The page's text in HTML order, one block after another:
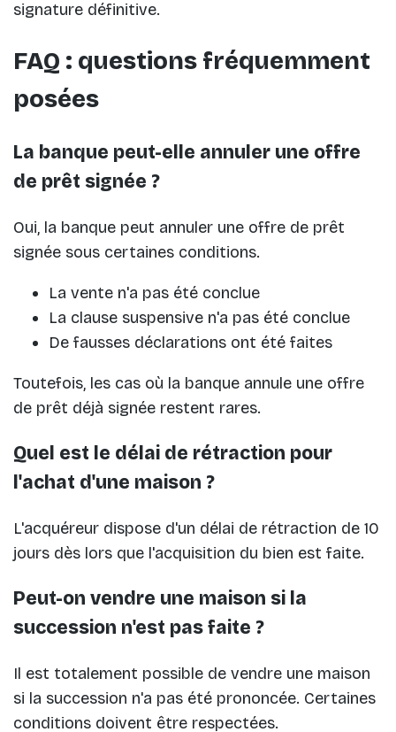
signature définitive.
FAQ : questions fréquemment
posées
La banque peut-elle annuler une offre
de prêt signée ?
Oui, la banque peut annuler une offre de prêt
signée sous certaines conditions.
La vente n'a pas été conclue
La clause suspensive n'a pas été conclue
De fausses déclarations ont été faites
Toutefois, les cas où la banque annule une offre
de prêt déjà signée restent rares.
Quel est le délai de rétraction pour
l'achat d'une maison ?
L'acquéreur dispose d'un délai de rétraction de 10
jours dès lors que l'acquisition du bien est faite.
Peut-on vendre une maison si la
succession n'est pas faite ?
Il est totalement possible de vendre une maison
si la succession n'a pas été prononcée. Certaines
conditions doivent être respectées.